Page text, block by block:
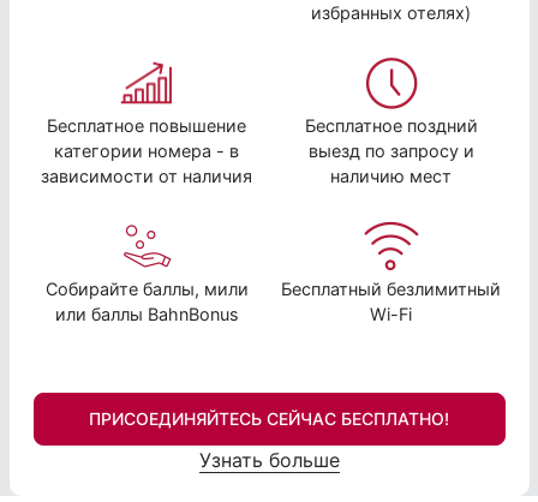
избранных отелях)
Бесплатное повышение
категории номера - в
зависимости от наличия
Бесплатное поздний
выезд по запросу и
наличию мест
Собирайте баллы, мили
или баллы BahnBonus
Бесплатный безлимитный
Wi-Fi
ПРИСОЕДИНЯЙТЕСЬ СЕЙЧАС БЕСПЛАТНО!
Узнать больше